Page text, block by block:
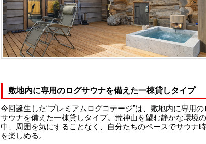
敷地内に専用のログサウナを備えた一棟貸しタイプ
今回誕生した“プレミアムログコテージ”は、敷地内に専用の
サウナを備えた一棟貸しタイプ。荒神山を望む静かな環境の
中、周囲を気にすることなく、自分たちのペースでサウナ
を楽しめる。